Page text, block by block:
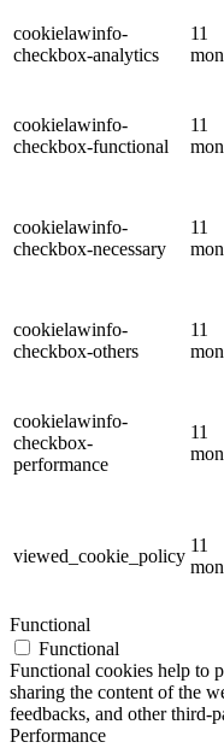
cookielawinfo-
checkbox-analytics
11
cookielawinfo-
checkbox-functional
11
cookielawinfo-
checkbox-necessary
11
cookielawinfo-
checkbox-others
11
cookielawinfo-
checkbox-
performance
11
viewed_cookie_policy
11
Functional
Functional
Functional cookies help to
sharing the content of the
feedbacks, and other third-
Performance